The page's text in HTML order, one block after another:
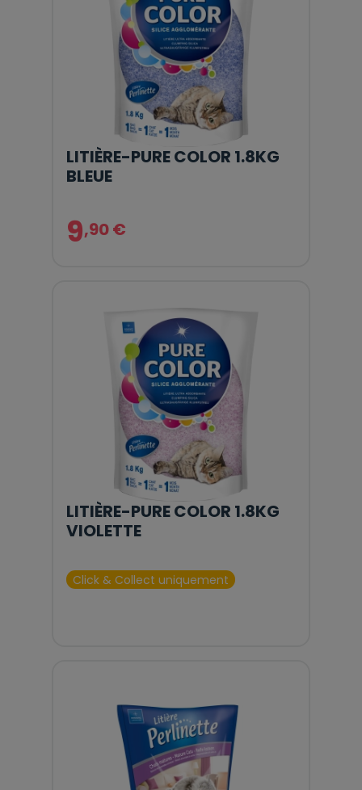
LITIÈRE-PURE COLOR 1.8KG
BLEUE
9,90 €
LITIÈRE-PURE COLOR 1.8KG
VIOLETTE
Click & Collect uniquement